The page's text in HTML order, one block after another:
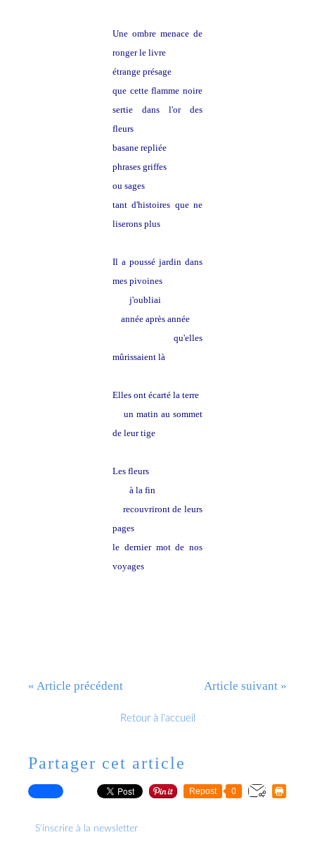
Une ombre menace de
ronger le livre
étrange présage
que cette flamme noire
sertie dans l'or des
fleurs
basane repliée
phrases griffes
ou sages
tant d'histoires que ne
liserons plus
Il a poussé jardin dans
mes pivoines
j'oubliai
année après année
qu'elles
mûrissaient là
Elles ont écarté la terre
un matin au sommet
de leur tige
Les fleurs
à la fin
recouvriront de leurs
pages
le dernier mot de nos
voyages
« Article précédent Article suivant »
Retour à l'accueil
Partager cet article
Repost 0
S'inscrire à la newsletter